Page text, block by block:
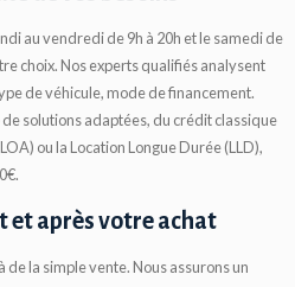
au vendredi de 9h à 20h et le samedi de
choix. Nos experts qualifiés analysent
de véhicule, mode de financement.
solutions adaptées, du crédit classique
ou la Location Longue Durée (LLD),
et après votre achat
la simple vente. Nous assurons un